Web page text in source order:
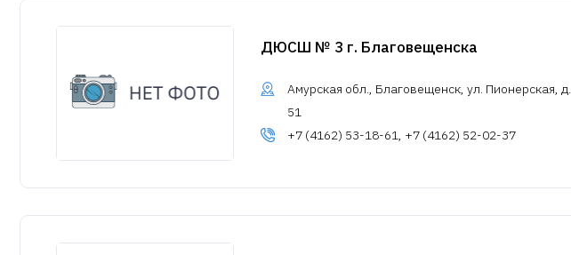
ДЮСШ № 3 г. Благовещенска
Амурская обл., Благовещенск, ул. Пионерская, д.
51
+7 (4162) 53-18-61, +7 (4162) 52-02-37